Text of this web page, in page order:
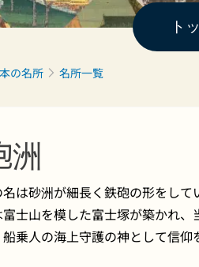
ト
の名所 名所一覧
洲
は砂洲が細長く鉄砲の形をし
士山を模した富士塚が築かれ
船乗人の海上守護の神として信